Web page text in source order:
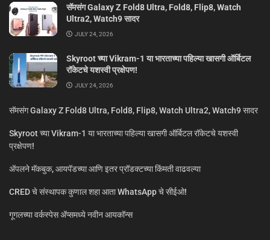
सॅमसंग Galaxy Z Fold8 Ultra, Fold8, Flip8, Watch
Ultra2, Watch9 सादर
JULY 24, 2026
Skyroot च्या Vikram-1 या भारताच्या पहिल्या खासगी ऑर्बिटल
रॉकेटचे यशस्वी प्रक्षेपण!
JULY 24, 2026
सॅमसंग Galaxy Z Fold8 Ultra, Fold8, Flip8, Watch Ultra2, Watch9 सादर
Skyroot च्या Vikram-1 या भारताच्या पहिल्या खासगी ऑर्बिटल रॉकेटचे यशस्वी
प्रक्षेपण!
ॲपलने मॅकबुक, आयपॅडच्या आणि इतर प्रॉडक्टच्या किंमती वाढवल्या
CRED चे संस्थापक कुणाल शहा आता WhatsApp चे सीईओ!
गूगलच्या वर्कस्पेस अ‍ॅप्समध्ये नवीन आयकॉन्स